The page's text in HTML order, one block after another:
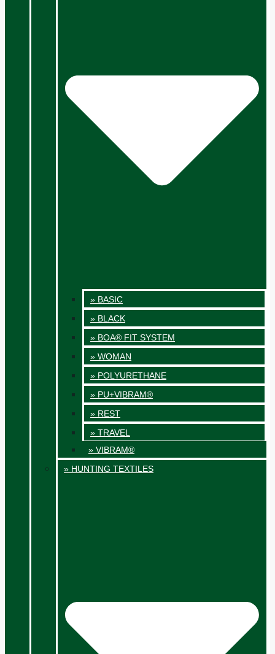
» BASIC
» BLACK
» BOA® FIT SYSTEM
» WOMAN
» POLYURETHANE
» PU+VIBRAM®
» REST
» TRAVEL
» VIBRAM®
» HUNTING TEXTILES